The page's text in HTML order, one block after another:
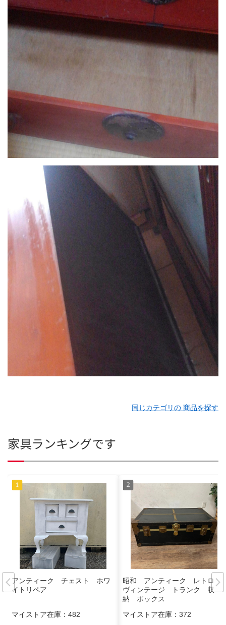
同じカテゴリの 商品を探す
家具ランキングです
アンティーク チェスト ホワ
イトリペア
マイストア在庫： 482
昭和 アンティーク レトロ
ヴィンテージ トランク 収
納 ボックス
マイストア在庫： 372